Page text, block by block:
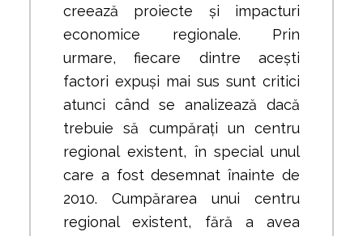
creează proiecte și impacturi
economice regionale. Prin
urmare, fiecare dintre acești
factori expuși mai sus sunt critici
atunci când se analizează dacă
trebuie să cumpărați un centru
regional existent, în special unul
care a fost desemnat înainte de
2010. Cumpărarea unui centru
regional existent, fără a avea